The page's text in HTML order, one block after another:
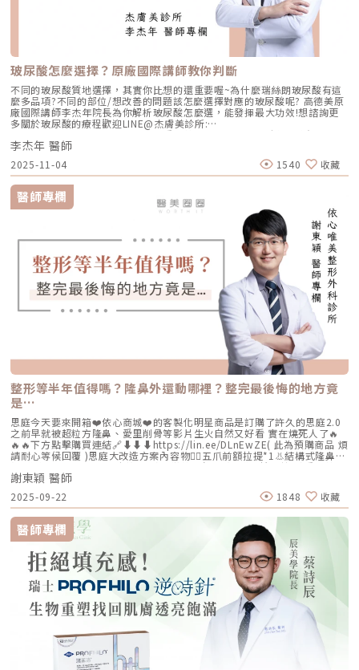
玻尿酸怎麼選擇？原廠國際講師教你判斷
不同的玻尿酸質地選擇，其實你比想的還重要喔~為什麼瑞絲朗玻尿酸有這
麼多品項?不同的部位/想改善的問題該怎麼選擇對應的玻尿酸呢? 高德美原
廠國際講師李杰年院長為你解析玻尿酸怎麼選，能發揮最大功效!想諮詢更
多關於玻尿酸的療程歡迎LINE@杰膚美診所:
https://page.line.me/xhc2941b重點摘要：00:11 玻尿酸作用介紹00:47
玻尿酸分為三大類型02:09 迷思一、玻尿酸打哪裡都可以？02:36 迷思二、
打完下巴蘋果肌看起來怪怪的？03:30 迷思三、臉部鬆弛只能做拉皮嗎？
05:00 總結LINE官方帳號一對一咨詢👉https://reurl.cc/x3EQZN歡迎訂閱
我的頻道👉https://reurl.cc/nY51k8關注杰膚美診所FB👉
https://reurl.cc/XQljva杰膚美診所官網👉https://jfmskin.com/關注李杰
年醫師FB👉https://reurl.cc/Mzk0nm杰膚美診所地址：104台北市中山區
復興北路50號2樓電話：02-8772-6625
李杰年 醫師
2025-11-04 1540 收藏
醫師專欄
整形等半年值得嗎？隆鼻外還動哪裡？整完最後悔的地方竟
是…
思庭今天要來開箱❤️依心商城❤️的客製化明星商品是訂購了許久的思庭2.0
之前早就被超粒方隆鼻、愛里削骨等影片生火自然又好看 實在燒死人了🔥
🔥🔥下方點擊購買連結🔗⬇️⬇️⬇️https://lin.ee/DLnEwZE( 此為預購商品 煩
請耐心等候回覆 )思庭大改造方案內容物💁‍♀️五爪前額拉提*1👃結構式隆鼻*1
(加購縮鼻翼、敲鼻骨、貴族手術)👄微笑嘴角*1 (加購嘴邊肉拉提)重點摘
要：00:00 搶先看⚡⚡01:43 開箱手術方案內容物02:02 上臉眉眼分析 : 五
爪前額拉提02:36 中臉隆鼻分析 : 結構式隆鼻合併貴族手術03:58 下臉唇巴
分析 : 微笑嘴角+嘴扁肉拉提04:43 華麗買家秀05:25 五星好評分享
⭐⭐⭐⭐⭐▸▸歡迎合作洽談：followheart.marketing@gmail.com◂◂依心唯
美整形外科診所地址｜台北市信義區基隆路二段15號2樓電話｜（02）
2345-6777官方網站｜https://www.followheart.com.tw/官方諮詢｜
https://follow-heart.com/line臉書粉專｜https://follow-
heart.com/case_fbIG追起來｜https://follow-
heart.com/case_igWeChat ID｜Dr_followheart
謝東穎 醫師
2025-09-22 1848 收藏
醫師專欄